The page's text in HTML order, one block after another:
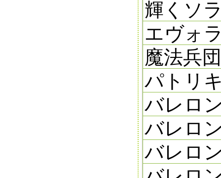
輝くソ
エヴォ
魔法兵
パトリ
バレロ
バレロ
バレロ